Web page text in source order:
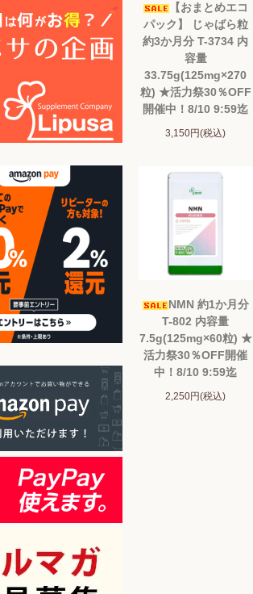
【おまとめエコ
パック】 じゃばら粒
約3か月分 T-3734 内
容量
33.75g(125mg×270
粒) ★活力祭30％OFF
開催中！8/10 9:59迄
3,150円(税込)
NMN 約1か月分
T-802 内容量
7.5g(125mg×60粒) ★
活力祭30％OFF開催
中！8/10 9:59迄
2,250円(税込)